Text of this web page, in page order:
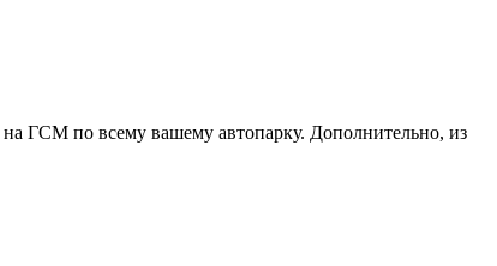
ГСМ по всему вашему автопарку. Дополнительно, из